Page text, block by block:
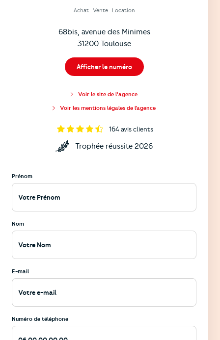
Achat Vente Location
68bis, avenue des Minimes
31200 Toulouse
Afficher le numéro
Voir le site de l'agence
Voir les mentions légales de l’agence
164avis clients
Trophée réussite 2026
Prénom
Nom
E-mail
Numéro de téléphone